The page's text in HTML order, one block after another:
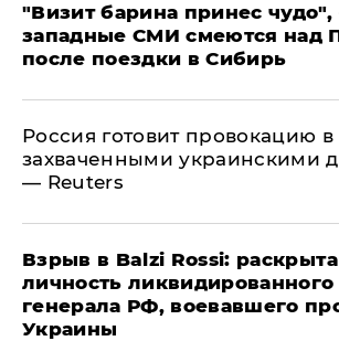
"Визит барина принес
западные СМИ смеются над
после поездки в Сибирь
​Россия готовит провокацию в
захваченными украинскими
— Reuters
​Взрыв в Balzi Rossi: раскрыта
личность ликвидированного
генерала РФ, воевавшего
Украины